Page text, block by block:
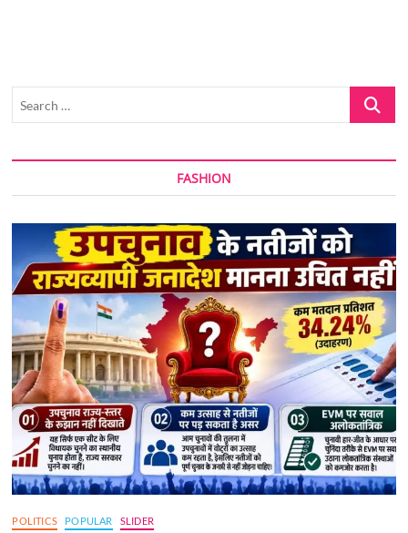
Search
FASHION
POLITICS POPULAR SLIDER